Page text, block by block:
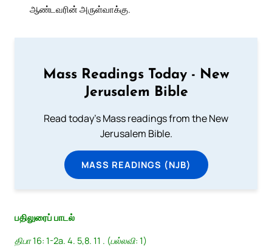
ஆண்டவரின் அருள்வாக்கு.
Mass Readings Today - New
Jerusalem Bible
Read today's Mass readings from the New
Jerusalem Bible.
MASS READINGS (NJB)
பதிலுரைப் பாடல்
திபா 16: 1-2a. 4. 5,8. 11 . (பல்லவி: 1)